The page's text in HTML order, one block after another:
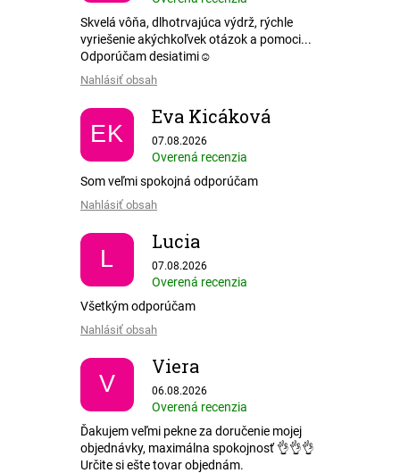
Skvelá vôňa, dlhotrvajúca výdrž, rýchle
vyriešenie akýchkoľvek otázok a pomoci...
Odporúčam desiatimi☺️
Nahlásiť obsah
EK
Eva Kicáková
Hodnotenie obchodu je 5 z 5 hviezdičiek.
07.08.2026
Overená recenzia
Som veľmi spokojná odporúčam
Nahlásiť obsah
L
Lucia
Hodnotenie obchodu je 5 z 5 hviezdičiek.
07.08.2026
Overená recenzia
Všetkým odporúčam
Nahlásiť obsah
V
Viera
Hodnotenie obchodu je 5 z 5 hviezdičiek.
06.08.2026
Overená recenzia
Ďakujem veľmi pekne za doručenie mojej
objednávky, maximálna spokojnosť 👌👌👌
Určite si ešte tovar objednám.